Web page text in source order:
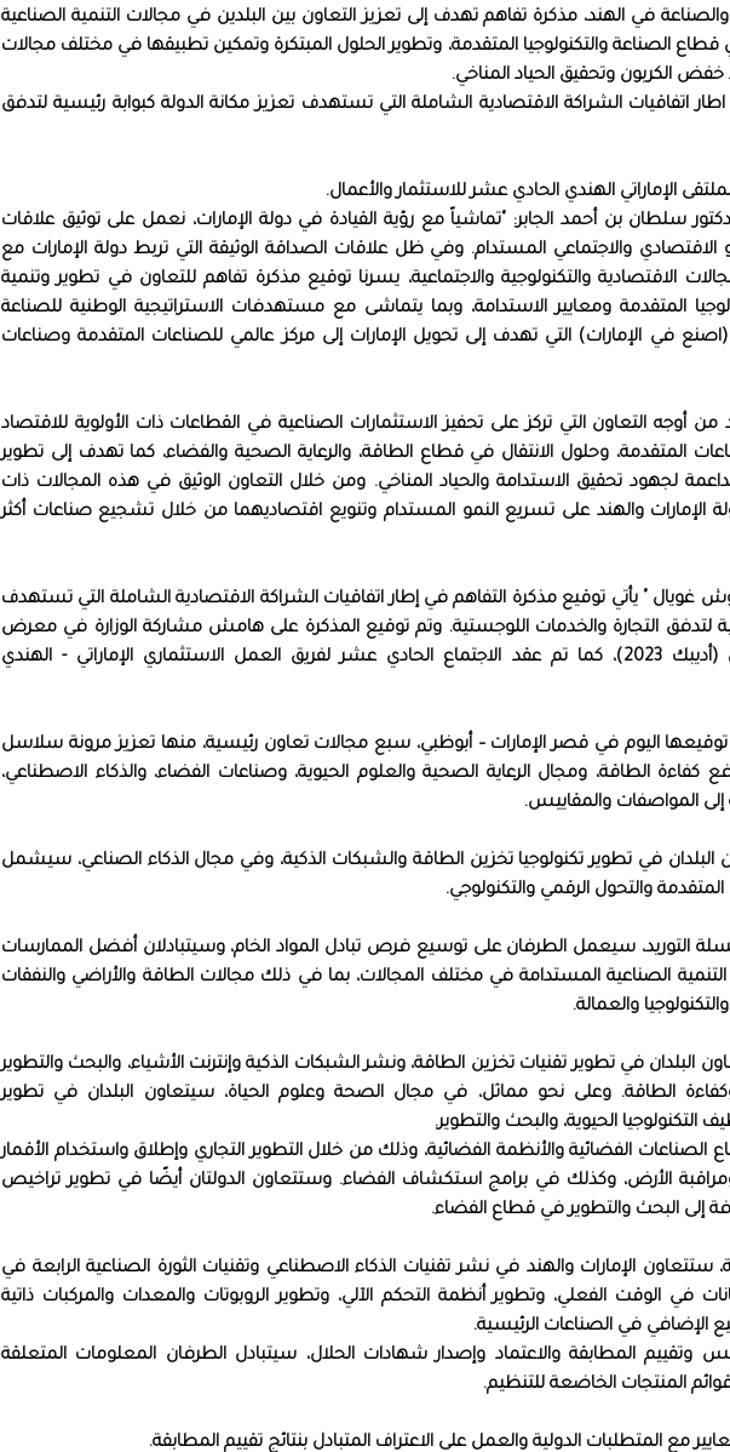
في الهند، مذكرة تفاهم تهدف إلى تعزيز التعاون بين البلدين في مجالات التنمية الصناعية
قطاع الصناعة والتكنولوجيا المتقدمة، وتطوير الحلول المبتكرة وتمكين تطبيقها في مختلف مجالات
الكربون وتحقيق الحياد المناخي.
اتفاقيات الشراكة الاقتصادية الشاملة التي تستهدف تعزيز مكانة الدولة كبوابة رئيسية لتدفق
الإماراتي الهندي الحادي عشر للاستثمار والأعمال.
سلطان بن أحمد الجابر: "تماشياً مع رؤية القيادة في دولة الإمارات، نعمل على توثيق علاقات
الاقتصادي والاجتماعي المستدام. وفي ظل علاقات الصداقة الوثيقة التي تربط دولة الإمارات مع
الاقتصادية والتكنولوجية والاجتماعية، يسرنا توقيع مذكرة تفاهم للتعاون في تطوير وتنمية
المتقدمة ومعايير الاستدامة، وبما يتماشى مع مستهدفات الاستراتيجية الوطنية للصناعة
(اصنع في الإمارات) التي تهدف إلى تحويل الإمارات إلى مركز عالمي للصناعات المتقدمة وصناعات
أوجه التعاون التي تركز على تحفيز الاستثمارات الصناعية في القطاعات ذات الأولوية للاقتصاد
المتقدمة، وحلول الانتقال في قطاع الطاقة، والرعاية الصحية والفضاء، كما تهدف إلى تطوير
الداعمة لجهود تحقيق الاستدامة والحياد المناخي. ومن خلال التعاون الوثيق في هذه المجالات ذات
الإمارات والهند على تسريع النمو المستدام وتنويع اقتصاديهما من خلال تشجيع صناعات أكثر
" يأتي توقيع مذكرة التفاهم في إطار اتفاقيات الشراكة الاقتصادية الشاملة التي تستهدف
لتدفق التجارة والخدمات اللوجستية. وتم توقيع المذكرة على هامش مشاركة الوزارة في معرض
ومؤتمر أبوظبي الدولي للبترول (أديبك 2023)، كما تم عقد الاجتماع الحادي عشر لفريق العمل الاستثماري الإماراتي - الهندي
اليوم في قصر الإمارات – أبوظبي، سبع مجالات تعاون رئيسية، منها تعزيز مرونة سلاسل
كفاءة الطاقة، ومجال الرعاية الصحية والعلوم الحيوية، وصناعات الفضاء، والذكاء الاصطناعي،
إلى المواصفات والمقاييس.
في تطوير تكنولوجيا تخزين الطاقة والشبكات الذكية، وفي مجال الذكاء الصناعي، سيشمل
والتحول الرقمي والتكنولوجي.
التوريد، سيعمل الطرفان على توسيع فرص تبادل المواد الخام، وسيتبادلان أفضل الممارسات
الصناعية المستدامة في مختلف المجالات، بما في ذلك مجالات الطاقة والأراضي والنفقات
والعمالة.
في تطوير تقنيات تخزين الطاقة، ونشر الشبكات الذكية وإنترنت الأشياء، والبحث والتطوير
الطاقة. وعلى نحو مماثل، في مجال الصحة وعلوم الحياة، سيتعاون البلدان في تطوير
الحيوية، والبحث والتطوير.
الفضائية والأنظمة الفضائية، وذلك من خلال التطوير التجاري وإطلاق واستخدام الأقمار
الأرض، وكذلك في برامج استكشاف الفضاء. وستتعاون الدولتان أيضًا في تطوير تراخيص
إلى البحث والتطوير في قطاع الفضاء.
ستتعاون الإمارات والهند في نشر تقنيات الذكاء الاصطناعي وتقنيات الثورة الصناعية الرابعة في
في الوقت الفعلي، وتطوير أنظمة التحكم الآلي، وتطوير الروبوتات والمعدات والمركبات ذاتية
الإضافي في الصناعات الرئيسية.
وتقييم المطابقة والاعتماد وإصدار شهادات الحلال، سيتبادل الطرفان المعلومات المتعلقة
المنتجات الخاضعة للتنظيم.
مع المتطلبات الدولية والعمل على الاعتراف المتبادل بنتائج تقييم المطابقة.